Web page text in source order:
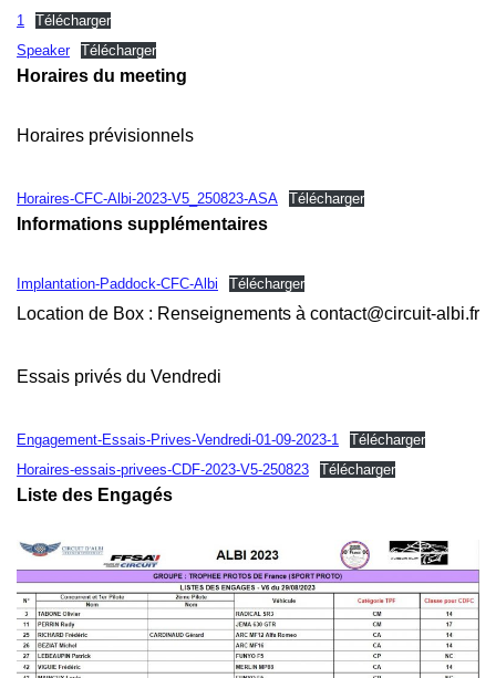
1
Télécharger
Speaker
Télécharger
Horaires du meeting
Horaires prévisionnels
Horaires-CFC-Albi-2023-V5_250823-ASA Télécharger
Informations supplémentaires
Implantation-Paddock-CFC-Albi Télécharger
Location de Box : Renseignements à contact@circuit-albi.fr
Essais privés du Vendredi
Engagement-Essais-Prives-Vendredi-01-09-2023-1
Télécharger
Horaires-essais-privees-CDF-2023-V5-250823
Télécharger
Liste des Engagés